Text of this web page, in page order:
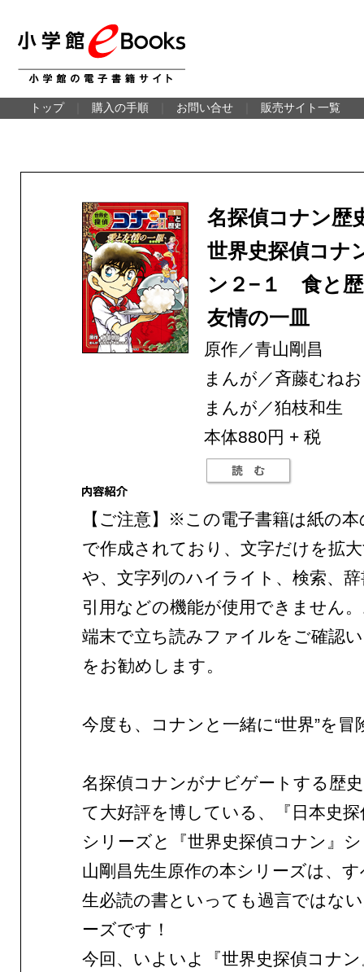
トップ 購入の手順 お問い合せ 販売サイト一覧
名探偵コナン
世界史探偵コナ
ン２−１ 食と
友情の一皿
原作／青山剛昌
まんが／斉藤むねお
まんが／狛枝和生
本体880円 + 税
【ご注意】※この電子書籍は紙の
で作成されており、文字だけを拡
や、文字列のハイライト、検索、
引用などの機能が使用できません
端末で立ち読みファイルをご確認
をお勧めします。
今度も、コナンと一緒に“世界”を冒
名探偵コナンがナビゲートする歴
て大好評を博している、『日本史
シリーズと『世界史探偵コナン』
山剛昌先生原作の本シリーズは、
生必読の書といっても過言ではな
ーズです！
今回、いよいよ『世界史探偵コナ